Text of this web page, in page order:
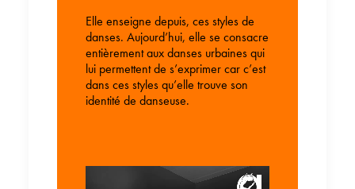
Elle enseigne depuis, ces styles de
danses. Aujourd’hui, elle se consacre
entièrement aux danses urbaines qui
lui permettent de s’exprimer car c’est
dans ces styles qu’elle trouve son
identité de danseuse.